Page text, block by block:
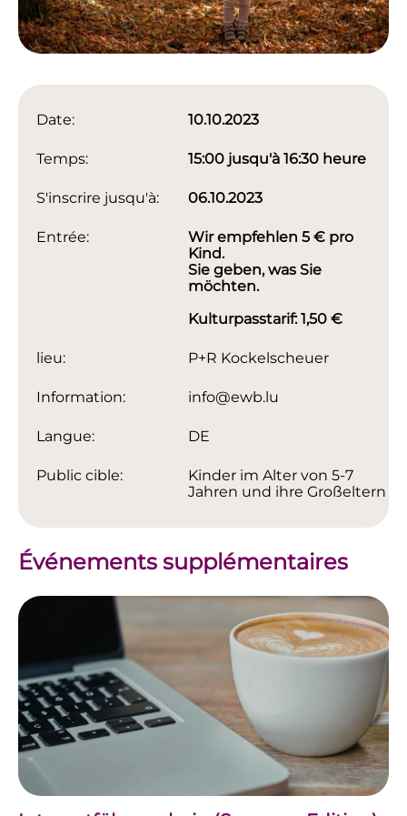
Date: 10.10.2023
Temps: 15:00 jusqu'à 16:30 heure
S'inscrire jusqu'à: 06.10.2023
Entrée:
Wir empfehlen 5 € pro
Kind.
Sie geben, was Sie
möchten.
Kulturpasstarif: 1,50 €
lieu: P+R Kockelscheuer
Information: info@ewb.lu
Langue: DE
Public cible:
Kinder im Alter von 5-7
Jahren und ihre Großeltern
Événements supplémentaires